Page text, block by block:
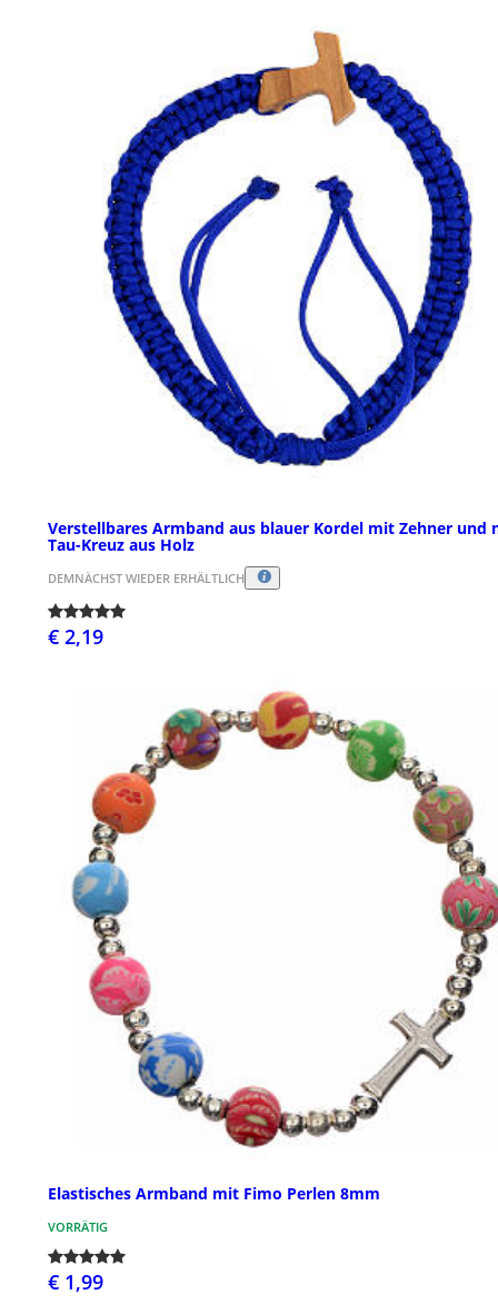
Verstellbares Armband aus blauer Kordel mit Zehner und
Tau-Kreuz aus Holz
DEMNÄCHST WIEDER ERHÄLTLICH
€ 2,19
Elastisches Armband mit Fimo Perlen 8mm
VORRÄTIG
€ 1,99